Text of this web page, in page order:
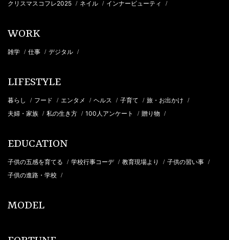
クリスマスコフレ2025 / ネイル / インナービューティ /
WORK
雑学 / 仕事 / デジタル /
LIFESTYLE
暮らし / フード / エンタメ / ヘルス / 子育て / 旅・お出かけ /
夫婦・家族 / 私の生き方 / 100人アンケート / 贈り物 /
EDUCATION
子供の五感を育てる / 学校行事コーデ / 教育現場より / 子供の習い事 /
子供の進路・学校 /
MODEL